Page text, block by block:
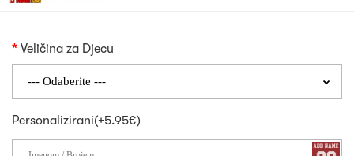
Veličina za Djecu
Personalizirani(+5.95€)